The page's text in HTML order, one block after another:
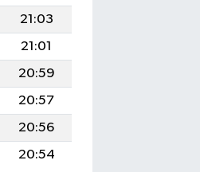
21:03
21:01
20:59
20:57
20:56
20:54